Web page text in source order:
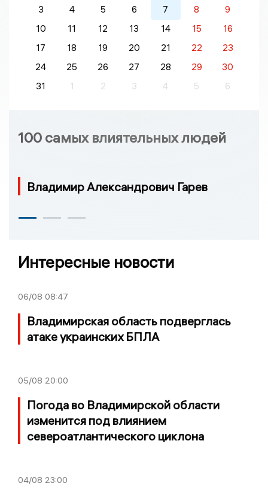
3
4 5 6 7 8
9
10
11 12 13 14 15
16
17
18 19 20 21 22
23
24
25 26 27 28 29
30
31
1 2 3 4 5 6
100 самых влиятельных людей
Владимир Александрович Гарев
Интересные новости
06/08 08:47
Владимирская область подверглась
атаке украинских БПЛА
05/08 20:00
Погода во Владимирской области
изменится под влиянием
североатлантического циклона
04/08 23:00